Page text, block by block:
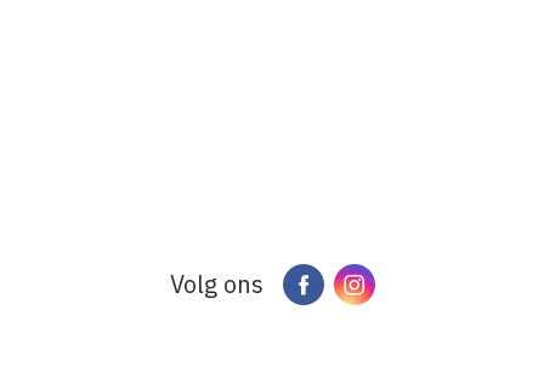
Volg ons FacebookInstagram